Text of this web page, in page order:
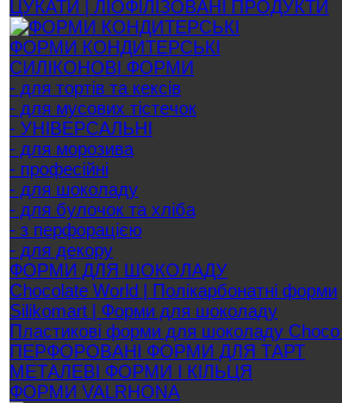
ЦУКАТИ | ЛІОФІЛІЗОВАНІ ПРОДУКТИ
ФОРМИ КОНДИТЕРСЬКІ
СИЛІКОНОВІ ФОРМИ
- для тортів та кексів
- для мусових тістечок
- УНІВЕРСАЛЬНІ
- для морозива
- професійні
- для шоколаду
- для булочок та хліба
- з перфорацією
- для декору
ФОРМИ ДЛЯ ШОКОЛАДУ
Chocolate World | Полікарбонатні форми
Silikomart | Форми для шоколаду
Пластикові форми для шоколаду
ПЕРФОРОВАНІ ФОРМИ ДЛЯ ТАРТ
МЕТАЛЕВІ ФОРМИ І КІЛЬЦЯ
ФОРМИ VALRHONA